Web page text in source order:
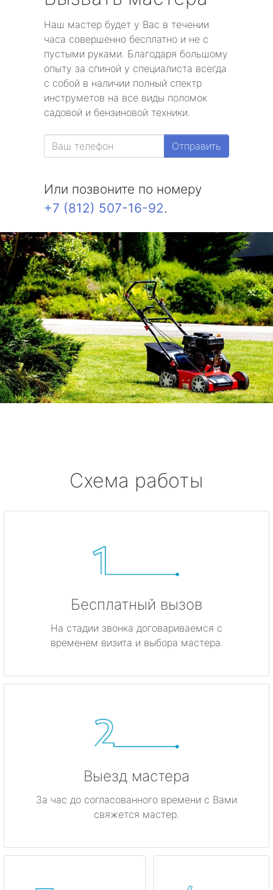
Наш мастер будет у Вас в течении
часа совершенно бесплатно и не с
пустыми руками. Благодаря большому
опыту за спиной у специалиста всегда
с собой в наличии полный спектр
инструметов на все виды поломок
садовой и бензиновой техники.
Отправить
Или позвоните по номеру
+7 (812) 507-16-92.
Схема работы
Бесплатный вызов
На стадии звонка договариваемся с
временем визита и выбора мастера.
Выезд мастера
За час до согласованного времени с Вами
свяжется мастер.